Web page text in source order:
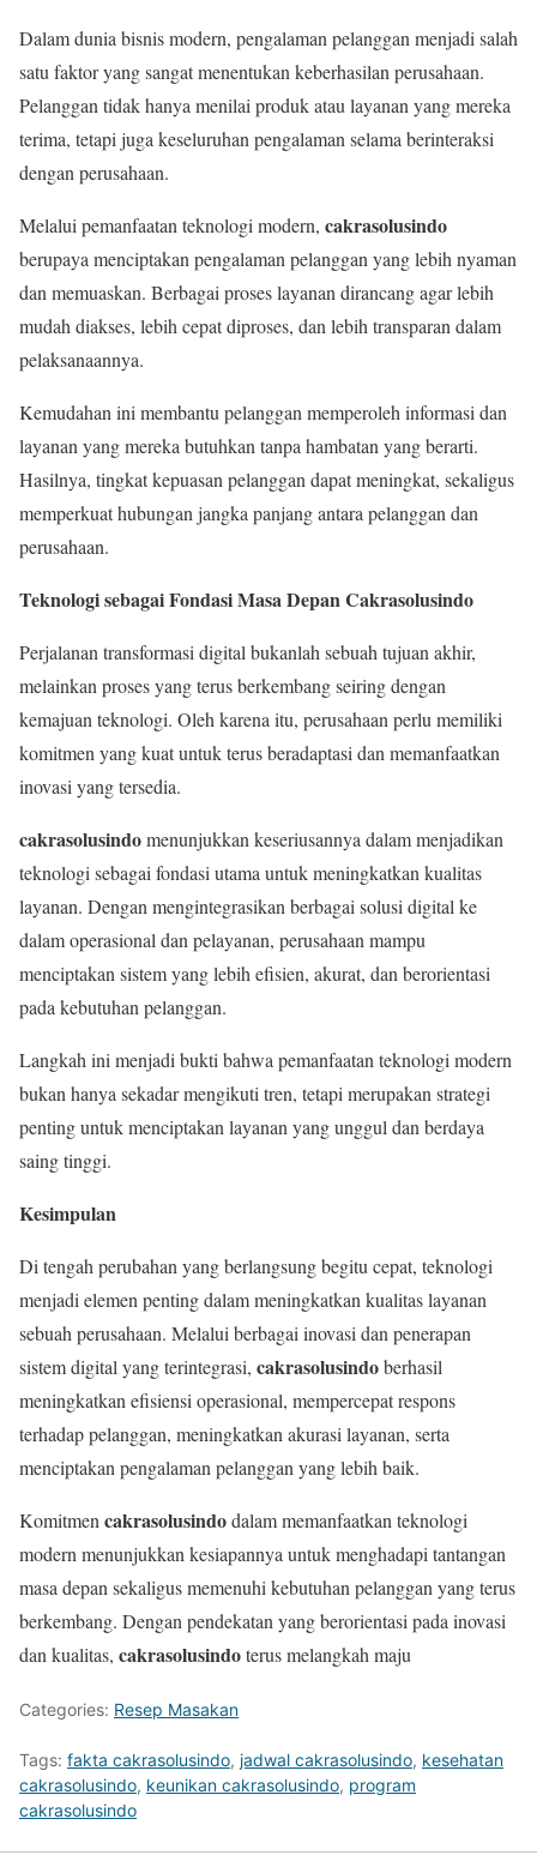
Dalam dunia bisnis modern, pengalaman pelanggan menjadi salah
satu faktor yang sangat menentukan keberhasilan perusahaan.
Pelanggan tidak hanya menilai produk atau layanan yang mereka
terima, tetapi juga keseluruhan pengalaman selama berinteraksi
dengan perusahaan.
Melalui pemanfaatan teknologi modern, cakrasolusindo
berupaya menciptakan pengalaman pelanggan yang lebih nyaman
dan memuaskan. Berbagai proses layanan dirancang agar lebih
mudah diakses, lebih cepat diproses, dan lebih transparan dalam
pelaksanaannya.
Kemudahan ini membantu pelanggan memperoleh informasi dan
layanan yang mereka butuhkan tanpa hambatan yang berarti.
Hasilnya, tingkat kepuasan pelanggan dapat meningkat, sekaligus
memperkuat hubungan jangka panjang antara pelanggan dan
perusahaan.
Teknologi sebagai Fondasi Masa Depan Cakrasolusindo
Perjalanan transformasi digital bukanlah sebuah tujuan akhir,
melainkan proses yang terus berkembang seiring dengan
kemajuan teknologi. Oleh karena itu, perusahaan perlu memiliki
komitmen yang kuat untuk terus beradaptasi dan memanfaatkan
inovasi yang tersedia.
cakrasolusindomenunjukkan keseriusannya dalam menjadikan
teknologi sebagai fondasi utama untuk meningkatkan kualitas
layanan. Dengan mengintegrasikan berbagai solusi digital ke
dalam operasional dan pelayanan, perusahaan mampu
menciptakan sistem yang lebih efisien, akurat, dan berorientasi
pada kebutuhan pelanggan.
Langkah ini menjadi bukti bahwa pemanfaatan teknologi modern
bukan hanya sekadar mengikuti tren, tetapi merupakan strategi
penting untuk menciptakan layanan yang unggul dan berdaya
saing tinggi.
Kesimpulan
Di tengah perubahan yang berlangsung begitu cepat, teknologi
menjadi elemen penting dalam meningkatkan kualitas layanan
sebuah perusahaan. Melalui berbagai inovasi dan penerapan
sistem digital yang terintegrasi, cakrasolusindoberhasil
meningkatkan efisiensi operasional, mempercepat respons
terhadap pelanggan, meningkatkan akurasi layanan, serta
menciptakan pengalaman pelanggan yang lebih baik.
Komitmen cakrasolusindodalam memanfaatkan teknologi
modern menunjukkan kesiapannya untuk menghadapi tantangan
masa depan sekaligus memenuhi kebutuhan pelanggan yang terus
berkembang. Dengan pendekatan yang berorientasi pada inovasi
dan kualitas, cakrasolusindoterus melangkah maju
Categories: Resep Masakan
Tags: fakta cakrasolusindo, jadwal cakrasolusindo, kesehatan
cakrasolusindo, keunikan cakrasolusindo, program
cakrasolusindo